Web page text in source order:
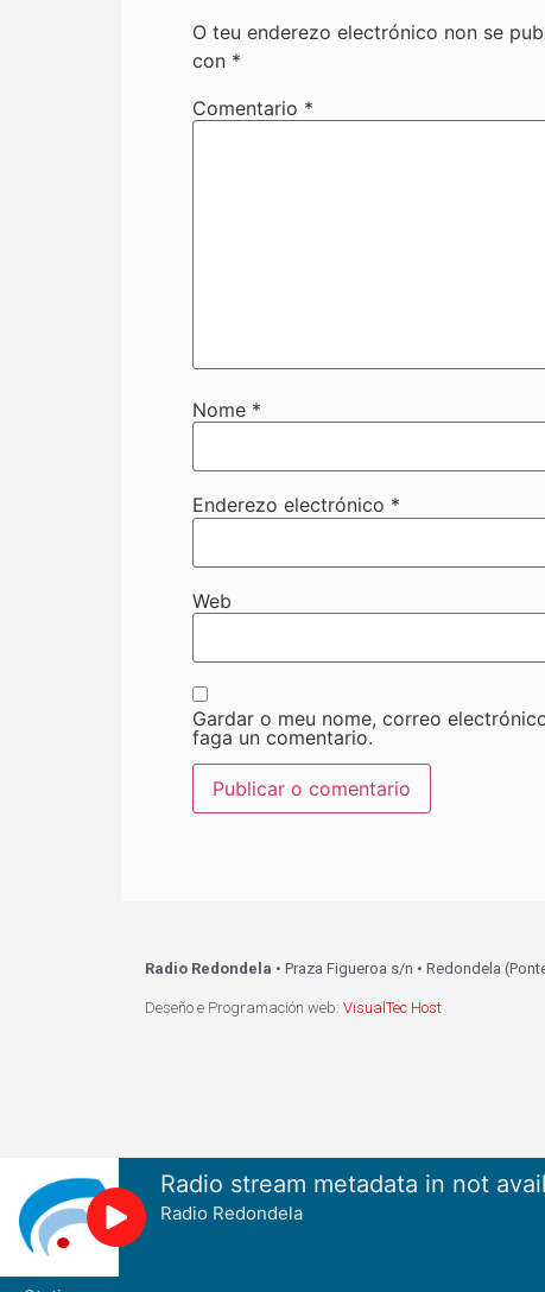
O teu enderezo electrónico non se
con *
Comentario *
Nome *
Enderezo electrónico *
Web
Gardar o meu nome, correo
faga un comentario.
Radio Redondela • Praza Figueroa s/n • Redondela
Deseño e Programación web: VisualTec Host
Radio stream metadata in not
Radio Redondela